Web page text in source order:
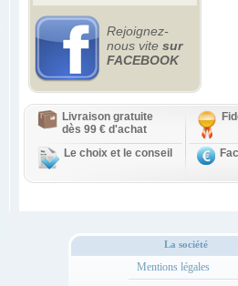
Rejoignez-
nous vite sur
FACEBOOK
Livraison gratuite
dès 99 € d'achat
Le choix et le conseil
La société
Mentions légales